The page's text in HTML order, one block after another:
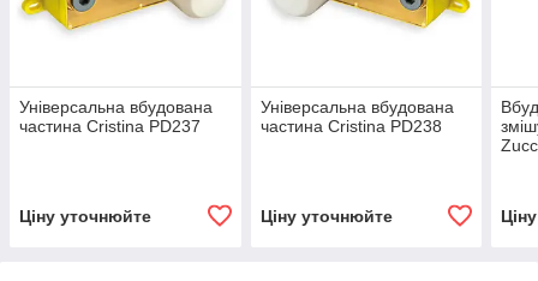
Універсальна вбудована
частина Cristina PD237
Ціну уточнюйте
Універсальна вбудована
частина Cristina PD238
Ціну уточнюйте